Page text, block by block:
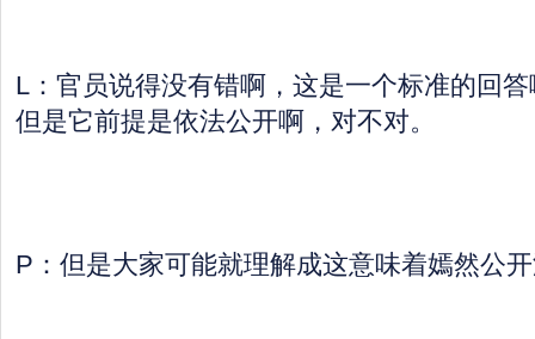
L：官员说得没有错啊，这是一个标准的回
但是它前提是依法公开啊，对不对。
P：但是大家可能就理解成这意味着嫣然公